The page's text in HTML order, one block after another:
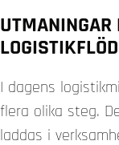
I dagens
flera olika steg.
laddas i